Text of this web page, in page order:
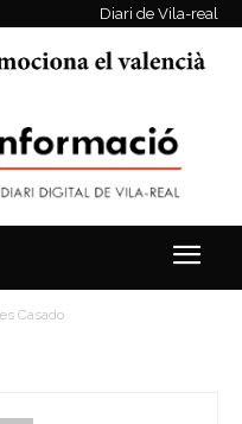
Diari de Vila-real
Casado